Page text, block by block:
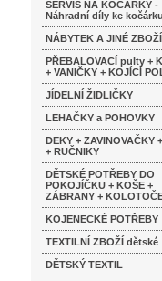
SERVIS NA KOČÁRKY -
Náhradní díly ke kočárku
NÁBYTEK A JINÉ ZBOŽÍ
PŘEBALOVACÍ pulty +
+ VANIČKY + KOJÍCÍ
JÍDELNÍ ŽIDLIČKY
LEHAČKY a POHOVKY
DEKY + ZAVINOVAČKY
+ RUČNIKY
DĚTSKÉ POTŘEBY DO
POKOJÍČKU + KOŠE +
ZÁBRANY +
KOJENECKÉ POTŘEBY
TEXTILNÍ ZBOŽÍ dětské
DĚTSKÝ TEXTIL